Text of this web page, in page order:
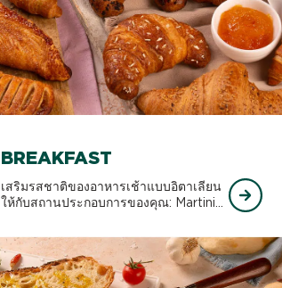
BREAKFAST
เสริมรสชาติของอาหารเช้าแบบอิตาเลียน
ให้กับสถานประกอบการของคุณ: Martini...